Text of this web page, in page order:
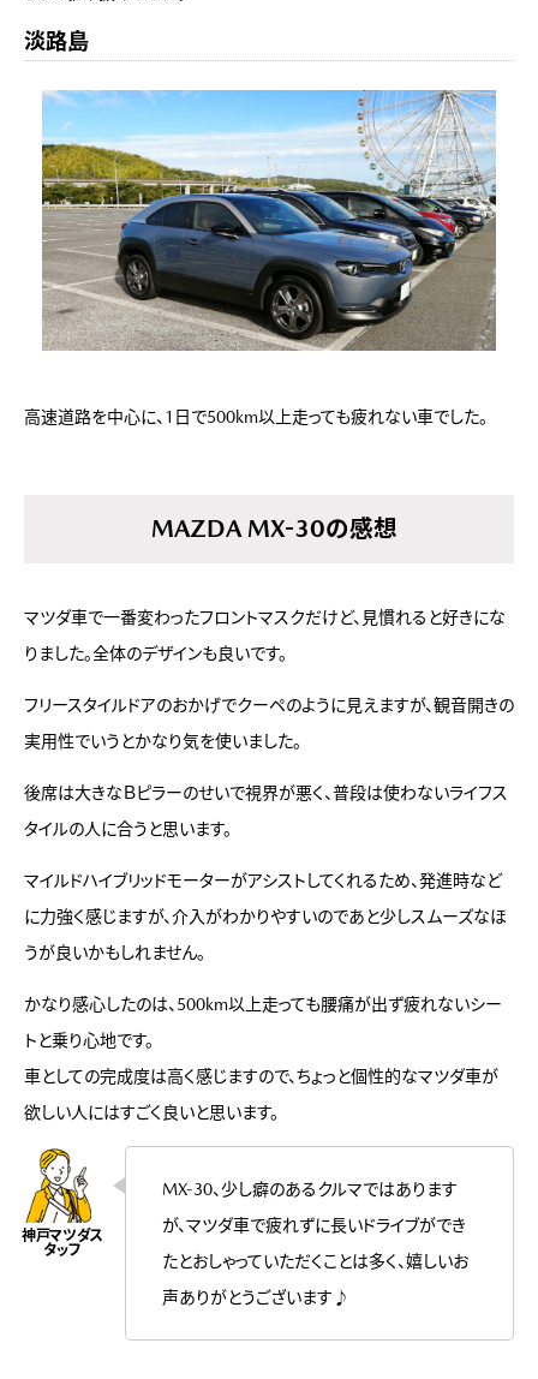
淡路島
高速道路を中心に、1日で500km以上走っても疲れない車でした。
MAZDA MX-30の感想
マツダ車で一番変わったフロントマスクだけど、見慣れると好きにな
りました。全体のデザインも良いです。
フリースタイルドアのおかげでクーペのように見えますが、観音開きの
実用性でいうとかなり気を使いました。
後席は大きなＢピラーのせいで視界が悪く、普段は使わないライフス
タイルの人に合うと思います。
マイルドハイブリッドモーターがアシストしてくれるため、発進時など
に力強く感じますが、介入がわかりやすいのであと少しスムーズなほ
うが良いかもしれません。
かなり感心したのは、500km以上走っても腰痛が出ず疲れないシー
トと乗り心地です。
車としての完成度は高く感じますので、ちょっと個性的なマツダ車が
欲しい人にはすごく良いと思います。
MX-30、少し癖のあるクルマではあります
が、マツダ車で疲れずに長いドライブができ
たとおしゃっていただくことは多く、嬉しいお
声ありがとうございます♪